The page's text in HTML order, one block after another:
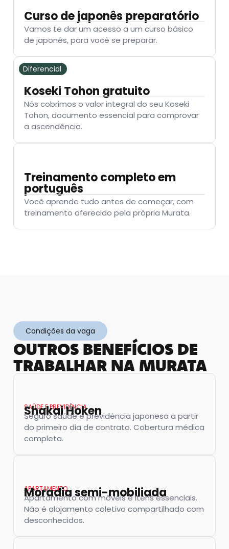
Curso de japonês preparatório
Vamos te dar um acesso a um curso básico
de japonês, para você se preparar.
Diferencial
Koseki Tohon gratuito
Nós cobrimos o valor integral do seu Koseki
Tohon, documento essencial para comprovar
a ascendência.
Treinamento completo em
português
Você aprende tudo antes de começar, com
treinamento oferecido pela própria Murata.
Condições da vaga
OUTROS BENEFÍCIOS DE
TRABALHAR NA MURATA
SAÚDE E PREVIDÊNCIA
Shakai Hoken
Seguro saúde e previdência japonesa a partir
do primeiro dia de contrato. Cobertura médica
completa.
APARTAMENTO
Moradia semi-mobiliada
Apartamento com móveis e itens essenciais.
Não é alojamento coletivo compartilhado com
desconhecidos.